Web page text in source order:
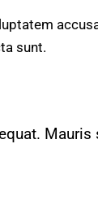
sunt.